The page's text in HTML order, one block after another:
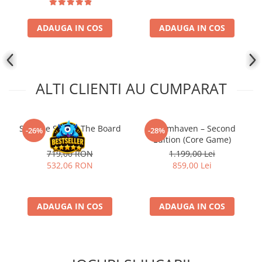
Altered
UniVersus CCG
Neverrift TCG
Hololive
Magic The Gathering TCG
One Piece Card Game
Colectii Oficiale Topps si Panini si
Final Fantasy
ADAUGA IN COS ADAUGA IN COS
ALTI CLIENTI AU CUMPARAT
-26%
Slay the Spire - The Board
Game
719,00 RON
532,06 RON
ADAUGA IN COS
-28%
Gloomhaven – Second
Edition (Core Game)
1.199,00 Lei
859,00 Lei
ADAUGA IN COS